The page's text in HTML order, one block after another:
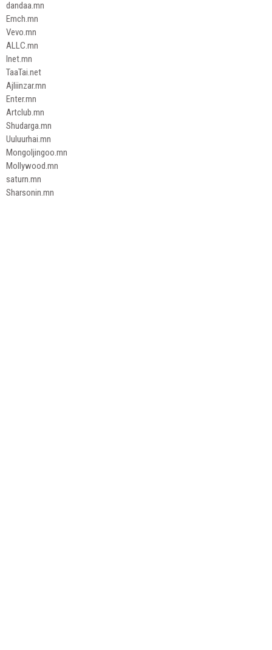
dandaa.mn
Emch.mn
Vevo.mn
ALLC.mn
Inet.mn
TaaTai.net
Ajliinzar.mn
Enter.mn
Artclub.mn
Shudarga.mn
Uuluurhai.mn
Mongoljingoo.mn
Mollywood.mn
saturn.mn
Sharsonin.mn